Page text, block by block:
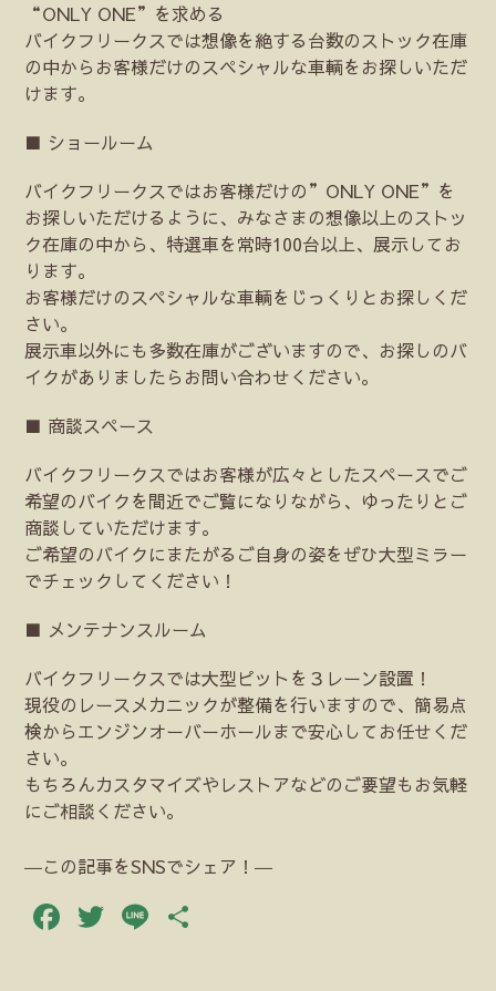
“ONLY ONE”を求める
バイクフリークスでは想像を絶する台数のストック在庫
の中からお客様だけのスペシャルな車輌をお探しいただ
けます。
■ ショールーム
バイクフリークスではお客様だけの”ONLY ONE”を
お探しいただけるように、みなさまの想像以上のストッ
ク在庫の中から、特選車を常時100台以上、展示してお
ります。
お客様だけのスペシャルな車輌をじっくりとお探しくだ
さい。
展示車以外にも多数在庫がございますので、お探しのバ
イクがありましたらお問い合わせください。
■ 商談スペース
バイクフリークスではお客様が広々としたスペースでご
希望のバイクを間近でご覧になりながら、ゆったりとご
商談していただけます。
ご希望のバイクにまたがるご自身の姿をぜひ大型ミラー
でチェックしてください！
■ メンテナンスルーム
バイクフリークスでは大型ピットを３レーン設置！
現役のレースメカニックが整備を行いますので、簡易点
検からエンジンオーバーホールまで安心してお任せくだ
さい。
もちろんカスタマイズやレストアなどのご要望もお気軽
にご相談ください。
―この記事をSNSでシェア！―
Facebook
Twitter
Line